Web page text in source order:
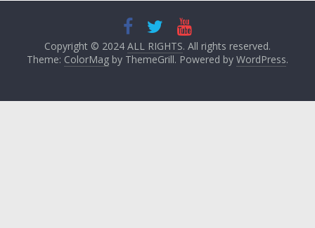
Copyright © 2024 ALL RIGHTS. All rights reserved.
Theme: ColorMagby ThemeGrill. Powered by WordPress.